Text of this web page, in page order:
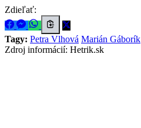
Zdieľať:
Tagy: Petra Vlhová Marián Gáborík
Zdroj informácií: Hetrik.sk